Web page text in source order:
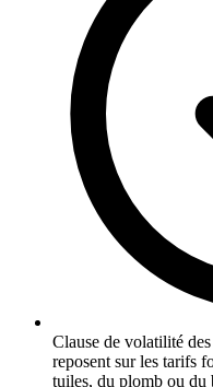
Clause de volatilité
reposent sur les tarifs
tuiles, du plomb ou du